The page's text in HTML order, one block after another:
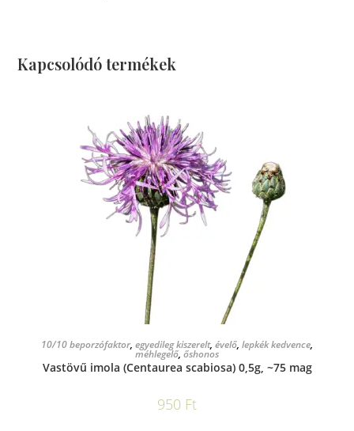
Kapcsolódó termékek
KOSÁRBA TESZEM
10/10 beporzófaktor, egyedileg kiszerelt, évelő, lepkék kedvence,
méhlegelő, őshonos
Vastövű imola (Centaurea scabiosa) 0,5g, ~75 mag
950 Ft